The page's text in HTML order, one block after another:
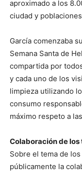
aproximado a los
ciudad y
García comenzaba
Semana Santa de
compartida por
y cada uno de los
limpieza utilizando
consumo
máximo respeto a
Colaboración de
Sobre el tema de
públicamente la